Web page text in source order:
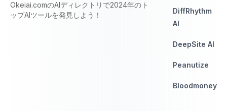
Okeiai.comのAIディレクトリで2024年のト
ップAIツールを発見しよう！
DiffRhythm
AI
DeepSite AI
Peanutize
Bloodmoney